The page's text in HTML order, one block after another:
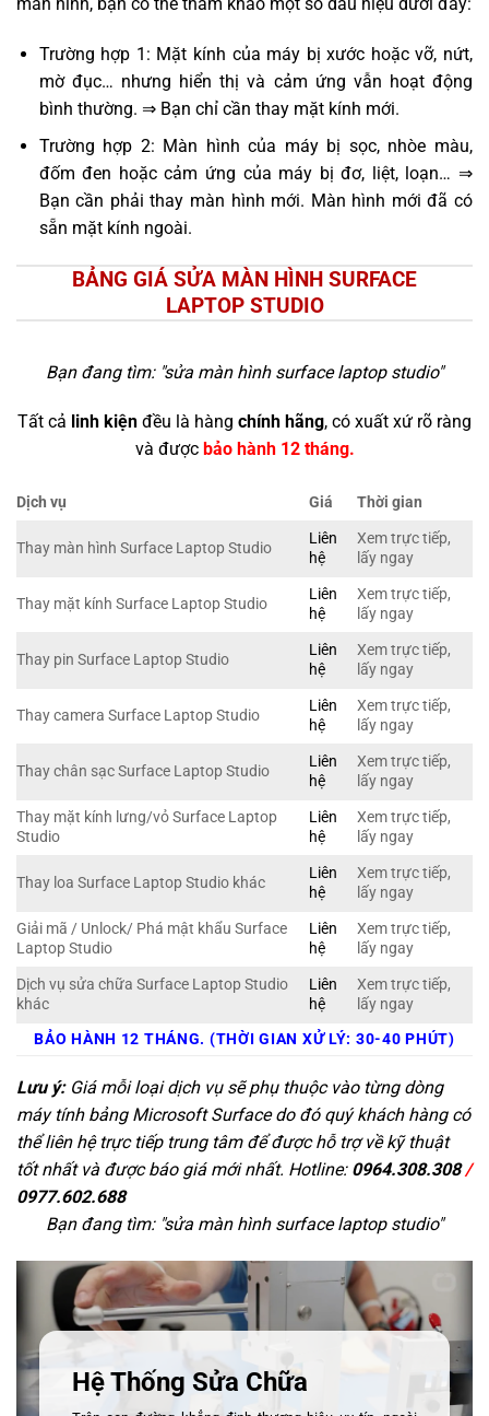
Trường hợp 1: Mặt kính của máy bị xước hoặc vỡ, nứt,
mờ đục… nhưng hiển thị và cảm ứng vẫn hoạt động
bình thường. ⇒ Bạn chỉ cần thay mặt kính mới.
Trường hợp 2: Màn hình của máy bị sọc, nhòe màu,
đốm đen hoặc cảm ứng của máy bị đơ, liệt, loạn… ⇒
Bạn cần phải thay màn hình mới. Màn hình mới đã có
sẵn mặt kính ngoài.
BẢNG GIÁ SỬA MÀN HÌNH SURFACE
LAPTOP STUDIO
Bạn đang tìm: "sửa màn hình surface laptop studio"
Tất cả linh kiện đều là hàng chính hãng, có xuất xứ rõ ràng
và được bảo hành 12 tháng.
Dịch vụ Giá Thời gian
Thay màn hình Surface Laptop Studio
Liên
hệ
Xem trực tiếp,
lấy ngay
Thay mặt kính Surface Laptop Studio
Liên
hệ
Xem trực tiếp,
lấy ngay
Thay pin Surface Laptop Studio
Liên
hệ
Xem trực tiếp,
lấy ngay
Thay camera Surface Laptop Studio
Liên
hệ
Xem trực tiếp,
lấy ngay
Thay chân sạc Surface Laptop Studio
Liên
hệ
Xem trực tiếp,
lấy ngay
Thay mặt kính lưng/vỏ Surface Laptop
Studio
Liên
hệ
Xem trực tiếp,
lấy ngay
Thay loa Surface Laptop Studio khác
Liên
hệ
Xem trực tiếp,
lấy ngay
Giải mã / Unlock/ Phá mật khẩu Surface
Laptop Studio
Liên
hệ
Xem trực tiếp,
lấy ngay
Dịch vụ sửa chữa Surface Laptop Studio
khác
Liên
hệ
Xem trực tiếp,
lấy ngay
BẢO HÀNH 12 THÁNG. (THỜI GIAN XỬ LÝ: 30-40 PHÚT)
Lưu ý:Giá mỗi loại dịch vụ sẽ phụ thuộc vào từng dòng
máy tính bảng Microsoft Surface do đó quý khách hàng có
thể liên hệ trực tiếp trung tâm để được hỗ trợ về kỹ thuật
tốt nhất và được báo giá mới nhất. Hotline: 0964.308.308/
0977.602.688
Bạn đang tìm: "sửa màn hình surface laptop studio"
Hệ Thống Sửa Chữa